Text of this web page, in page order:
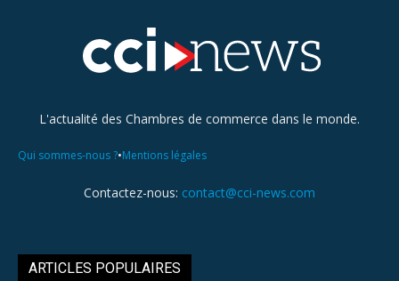
L'actualité des Chambres de commerce dans le monde.
Qui sommes-nous ?•Mentions légales
Contactez-nous: contact@cci-news.com
ARTICLES POPULAIRES